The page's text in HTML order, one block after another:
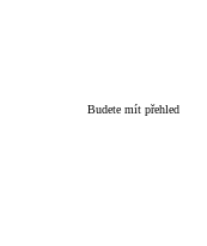
Budete mít přehled